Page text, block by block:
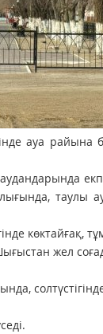
ауа
таулы
көктайғақ,
жел